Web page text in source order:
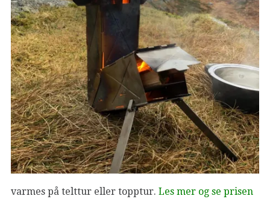
varmes på telttur eller topptur. Les mer og se prisen